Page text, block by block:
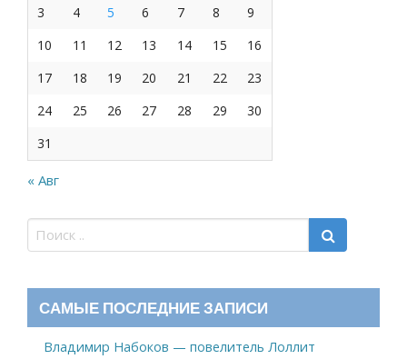
3
4 5 6 7 8
9
10
11 12 13 14 15
16
17
18 19 20 21 22
23
24
25 26 27 28 29
30
31
« Авг
САМЫЕ ПОСЛЕДНИЕ ЗАПИСИ
Владимир Набоков — повелитель Лоллит